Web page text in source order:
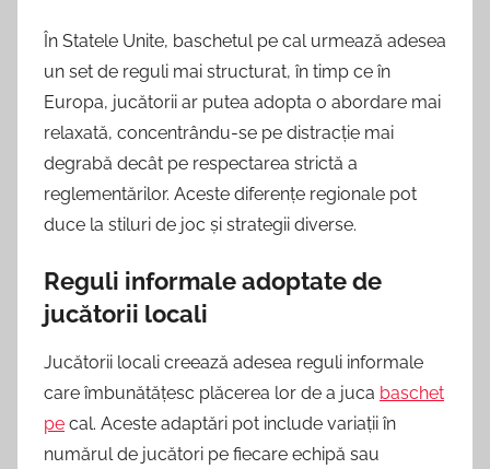
În Statele Unite, baschetul pe cal urmează adesea
un set de reguli mai structurat, în timp ce în
Europa, jucătorii ar putea adopta o abordare mai
relaxată, concentrându-se pe distracție mai
degrabă decât pe respectarea strictă a
reglementărilor. Aceste diferențe regionale pot
duce la stiluri de joc și strategii diverse.
Reguli informale adoptate de
jucătorii locali
Jucătorii locali creează adesea reguli informale
care îmbunătățesc plăcerea lor de a juca baschet
pe cal. Aceste adaptări pot include variații în
numărul de jucători pe fiecare echipă sau